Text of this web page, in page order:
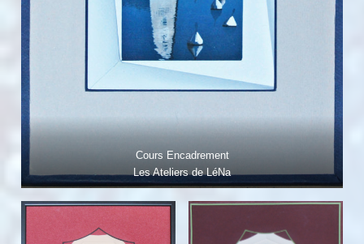
Cours Encadrement
Les Ateliers de LéNa